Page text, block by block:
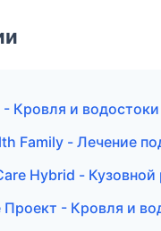
Кровля и
Family - Лечение
Hybrid -
- Кровля и